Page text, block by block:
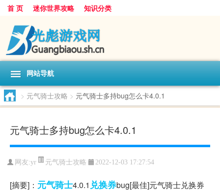
首 页 迷你世界攻略 知识分类
网站导航
> 元气骑士攻略 > 元气骑士多持bug怎么卡4.0.1
元气骑士多持bug怎么卡4.0.1
网友:yr 元气骑士攻略 2022-12-03 17:27:54
[摘要]： 元气骑士4.0.1兑换券bug[最佳]元气骑士兑换券